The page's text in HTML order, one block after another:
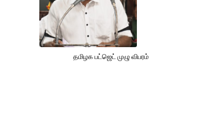
தமிழக பட்ஜெட் முழு விபரம்